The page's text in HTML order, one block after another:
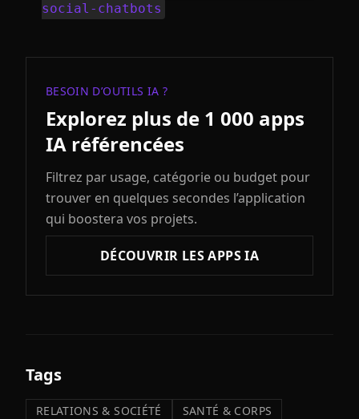
social-chatbots
BESOIN D’OUTILS IA ?
Explorez plus de 1 000 apps
IA référencées
Filtrez par usage, catégorie ou budget pour
trouver en quelques secondes l’application
qui boostera vos projets.
DÉCOUVRIR LES APPS IA
Tags
RELATIONS & SOCIÉTÉ SANTÉ & CORPS